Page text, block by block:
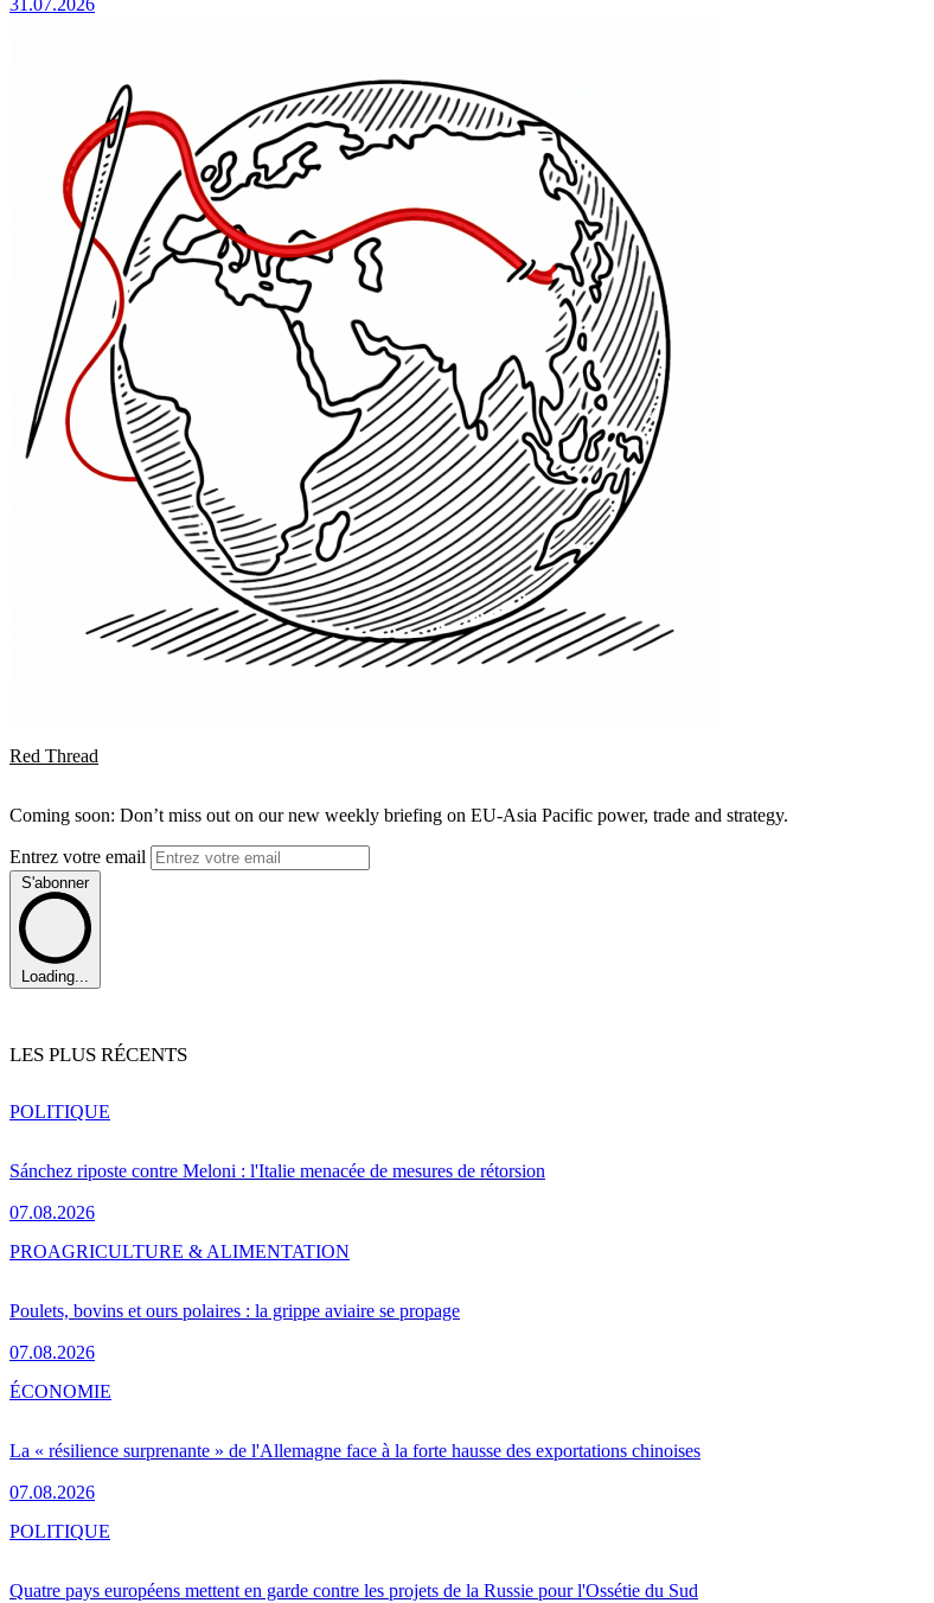
Red Thread
Coming soon: Don’t miss out on our new weekly briefing on EU-Asia Pacific power, trade and strategy.
Entrez votre email
S'abonner
Loading...
LES PLUS RÉCENTS
Sánchez riposte contre Meloni : l'Italie menacée de mesures de rétorsion
07.08.2026
POLITIQUE
Poulets, bovins et ours polaires : la grippe aviaire se propage
07.08.2026
PROAGRICULTURE & ALIMENTATION
La « résilience surprenante » de l'Allemagne face à la forte hausse des exportations chinoises
07.08.2026
ÉCONOMIE
Quatre pays européens mettent en garde contre les projets de la Russie pour l'Ossétie du Sud
POLITIQUE